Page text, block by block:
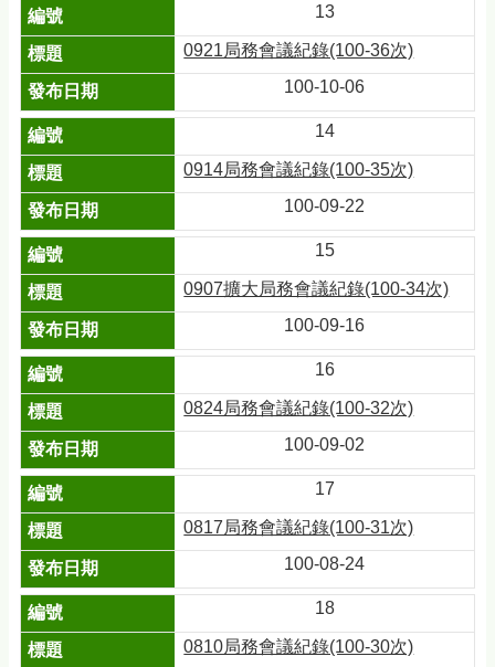
13
0921局務會議紀錄(100-36次)
100-10-06
14
0914局務會議紀錄(100-35次)
100-09-22
15
0907擴大局務會議紀錄(100-34次)
100-09-16
16
0824局務會議紀錄(100-32次)
100-09-02
17
0817局務會議紀錄(100-31次)
100-08-24
18
0810局務會議紀錄(100-30次)